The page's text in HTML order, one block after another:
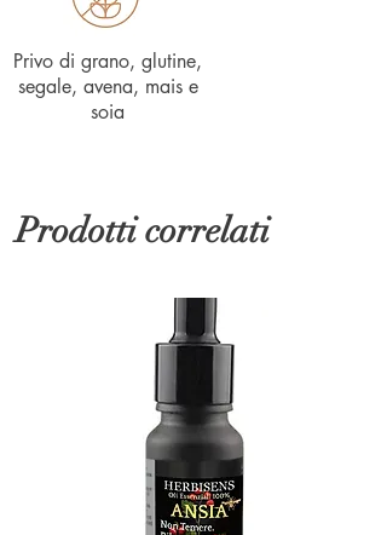
Privo di grano, glutine,
segale, avena, mais e
soia
Prodotti correlati